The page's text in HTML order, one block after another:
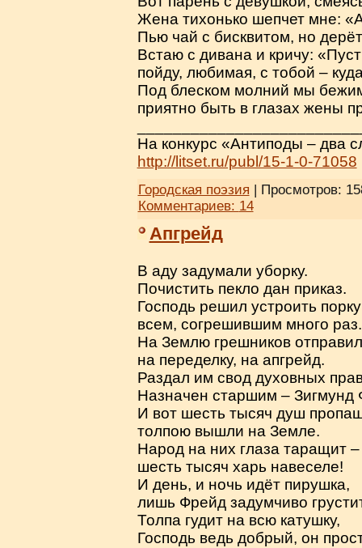
Жена тихонько шепчет мне:
Пью чай с бисквитом, но
Встаю с дивана и кричу:
пойду, любимая, с тобой –
Под блеском молний мы
приятно быть в глазах жены
На конкурс «Антиподы – два
http://litset.ru/publ/15-1-0-71058
Городская поэзия | Просмотров:
Комментариев: 14
Апгрейд
В аду задумали уборку.
Почистить пекло дан приказ.
Господь решил устроить порку
всем, согрешившим много раз.
На Землю грешников
на переделку, на апгрейд.
Раздал им свод духовных
Назначен старшим – Зигмунд
И вот шесть тысяч душ
толпою вышли на Земле.
Народ на них глаза таращит –
шесть тысяч харь навеселе!
И день, и ночь идёт пирушка,
лишь Фрейд задумчиво
Толпа гудит на всю катушку,
Господь ведь добрый, он